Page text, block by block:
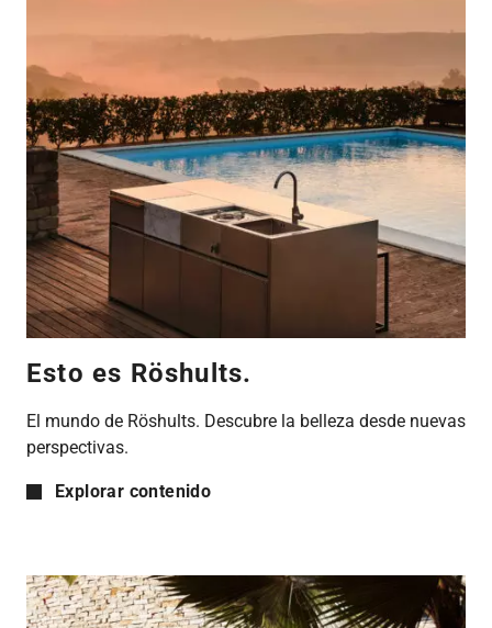
Esto es Röshults.
El mundo de Röshults. Descubre la belleza desde nuevas
perspectivas.
Explorar contenido